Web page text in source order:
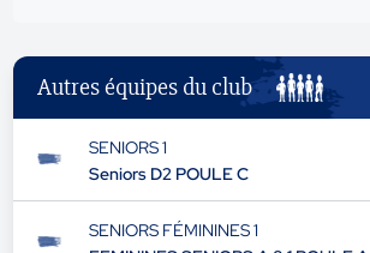
Autres équipes du club
SENIORS 1
Seniors D2 POULE C
SENIORS FÉMININES 1